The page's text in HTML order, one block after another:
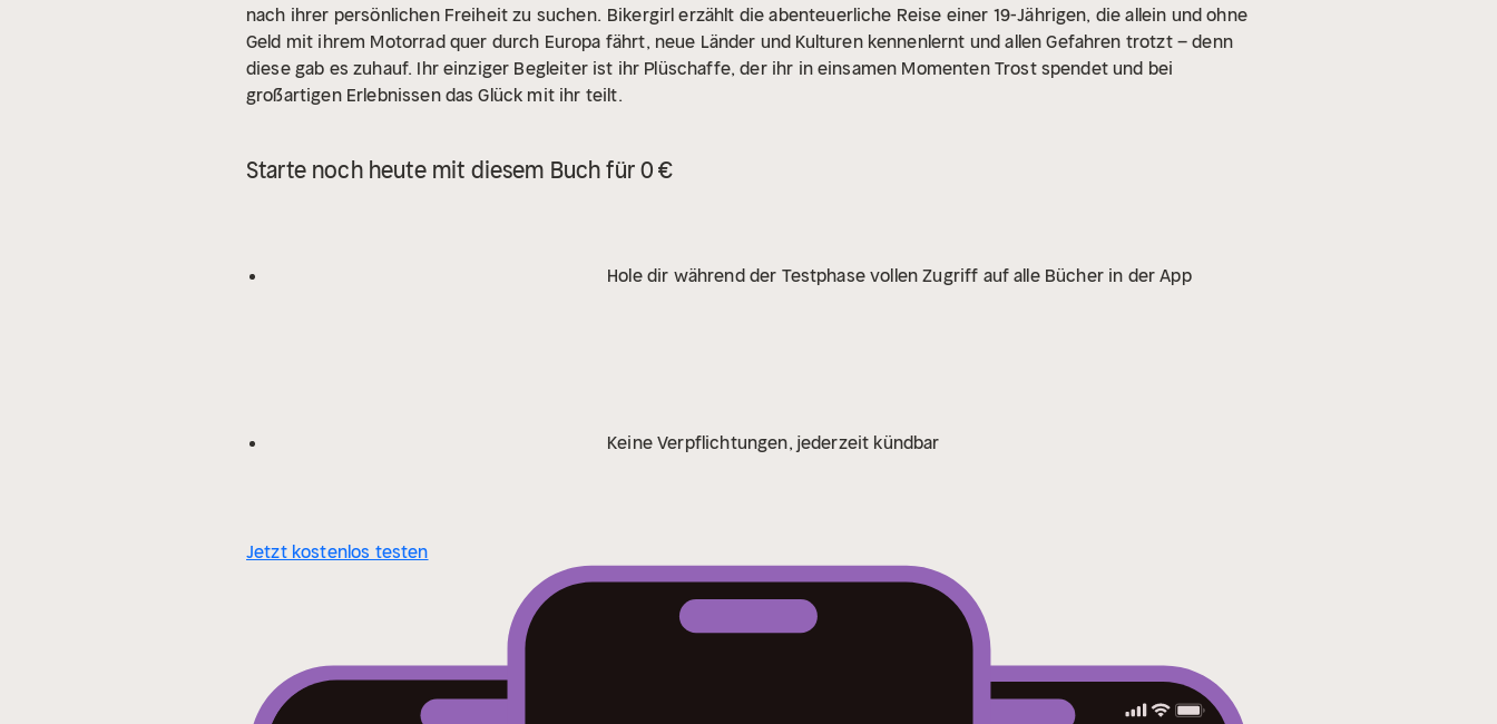
nach ihrer persönlichen Freiheit zu suchen. Bikergirl erzählt die abenteuerliche Reise einer 19-Jährigen, die allein und ohne
Geld mit ihrem Motorrad quer durch Europa fährt, neue Länder und Kulturen kennenlernt und allen Gefahren trotzt – denn
diese gab es zuhauf. Ihr einziger Begleiter ist ihr Plüschaffe, der ihr in einsamen Momenten Trost spendet und bei
großartigen Erlebnissen das Glück mit ihr teilt.
Starte noch heute mit diesem Buch für 0 €
Hole dir während der Testphase vollen Zugriff auf alle Bücher in der App
Keine Verpflichtungen, jederzeit kündbar
Jetzt kostenlos testen